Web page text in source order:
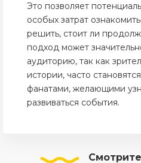
Это позволяет
особых затрат
решить, стоит ли
подход может
аудиторию, так как
истории, часто
фанатами, желающими
развиваться события.
Смотрите